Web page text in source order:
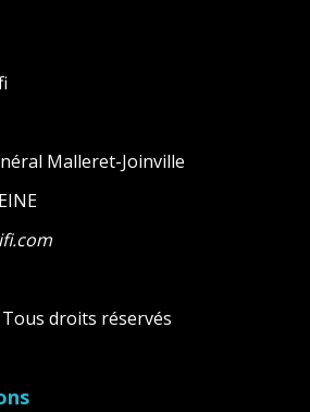
Malleret-Joinville
droits réservés